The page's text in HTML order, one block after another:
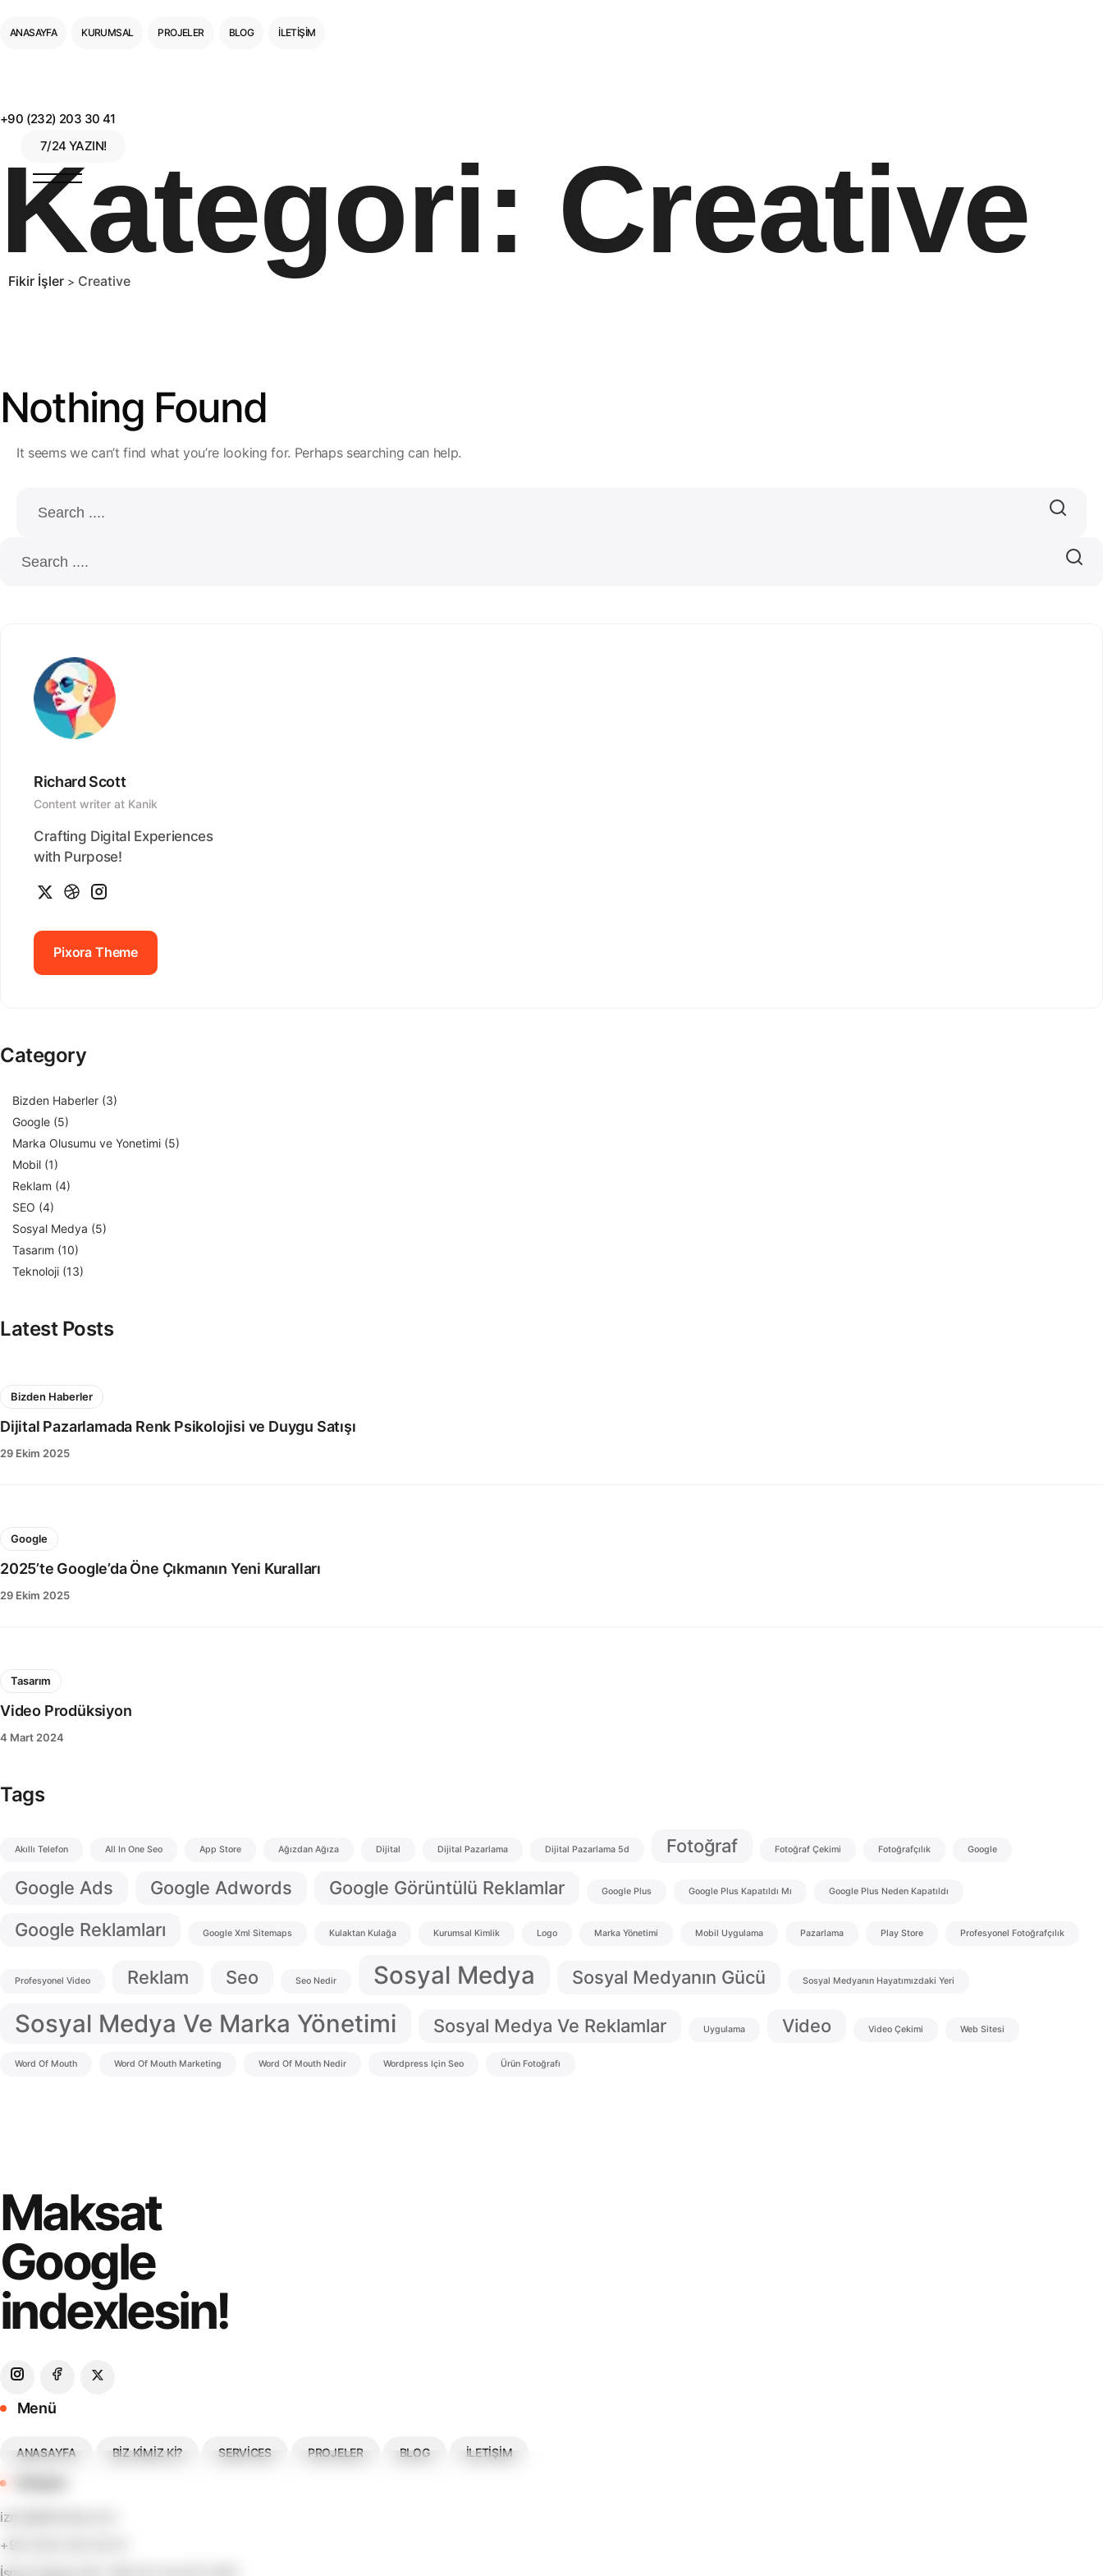
ANASAYFA KURUMSAL PROJELER BLOG İLETIŞIM
+90 (232) 203 30 41
7/24 YAZIN!
Kategori: Creative
Fikir İşler > Creative
Nothing Found
It seems we can’t find what you’re looking for. Perhaps searching can help.
Richard Scott
Content writer at Kanik
Crafting Digital Experiences
with Purpose!
Pixora Theme
Category
Bizden Haberler (3)
Google (5)
Marka Olusumu ve Yonetimi (5)
Mobil (1)
Reklam (4)
SEO (4)
Sosyal Medya (5)
Tasarım (10)
Teknoloji (13)
Latest Posts
Bizden Haberler
Dijital Pazarlamada Renk Psikolojisi ve Duygu Satışı
29 Ekim 2025
Google
2025’te Google’da Öne Çıkmanın Yeni Kuralları
29 Ekim 2025
Tasarım
Video Prodüksiyon
4 Mart 2024
Tags
Akıllı Telefon All In One Seo App Store Ağızdan Ağıza Dijital Dijital Pazarlama Dijital Pazarlama 5d Fotoğraf Fotoğraf Çekimi Fotoğrafçılık Google
Google Ads Google Adwords Google Görüntülü Reklamlar Google Plus Google Plus Kapatıldı Mı Google Plus Neden Kapatıldı
Google Reklamları Google Xml Sitemaps Kulaktan Kulağa Kurumsal Kimlik Logo Marka Yönetimi Mobil Uygulama Pazarlama Play Store Profesyonel Fotoğrafçılık
Profesyonel Video Reklam Seo Seo Nedir Sosyal Medya Sosyal Medyanın Gücü Sosyal Medyanın Hayatımızdaki Yeri
Sosyal Medya Ve Marka Yönetimi Sosyal Medya Ve Reklamlar Uygulama Video Video Çekimi Web Sitesi
Word Of Mouth Word Of Mouth Marketing Word Of Mouth Nedir Wordpress Için Seo Ürün Fotoğrafı
Maksat
Google
indexlesin!
Menü
ANASAYFA BIZ KIMIZ KI? SERVICES PROJELER BLOG İLETIŞIM
izmir@fikirisler.com
+90 (232) 203 30 41
İsmet Kaptan Mh. 1362 Sk. No.45 D.302